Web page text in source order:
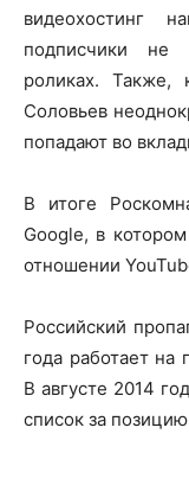
видеохостинг
подписчики не
роликах. Также,
Соловьев
попадают во
В итоге
Google, в
отношении
Российский
года работает на
В августе 2014
список за